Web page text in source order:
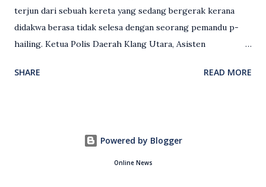
terjun dari sebuah kereta yang sedang bergerak kerana
didakwa berasa tidak selesa dengan seorang pemandu p-
hailing. Ketua Polis Daerah Klang Utara, Asisten
(2 Mei), berkata pemandu berusia 47 tahun itu telah
ketika pengadu sedang membawa dua penumpang. “Tiba-
tiba, salah seorang penumpang wanita membuka pintu
SHARE READ MORE
Powered by Blogger
Online News